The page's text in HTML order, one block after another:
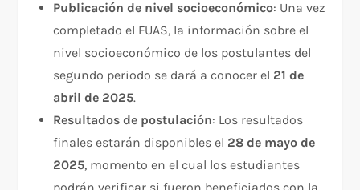
Publicación de nivel socioeconómico: Una vez
completado el FUAS, la información sobre el
nivel socioeconómico de los postulantes del
segundo periodo se dará a conocer el 21 de
abril de 2025.
Resultados de postulación: Los resultados
finales estarán disponibles el 28 de mayo de
2025, momento en el cual los estudiantes